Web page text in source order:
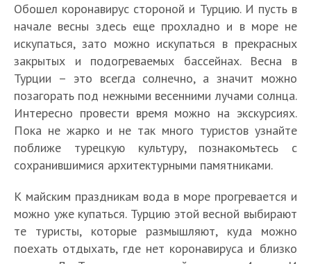
Обошел коронавирус стороной и Турцию. И пусть в
начале весны здесь еще прохладно и в море не
искупаться, зато можно искупаться в прекрасных
закрытых и подогреваемых бассейнах. Весна в
Турции – это всегда солнечно, а значит можно
позагорать под нежными весенними лучами солнца.
Интересно провести время можно на экскурсиях.
Пока не жарко и не так много туристов узнайте
поближе турецкую культуру, познакомьтесь с
сохранившимися архитектурными памятниками.
К майским праздникам вода в море прогревается и
можно уже купаться. Турцию этой весной выбирают
те туристы, которые размышляют, куда можно
поехать отдыхать, где нет коронавируса и близко